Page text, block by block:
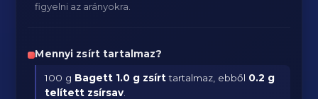
figyelni az arányokra.
Mennyi zsírt tartalmaz?
100 g Bagett 1.0 g zsírttartalmaz, ebből 0.2 g
telített zsírsav